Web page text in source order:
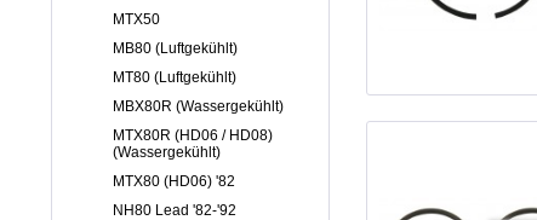
MTX50
MB80 (Luftgekühlt)
MT80 (Luftgekühlt)
MBX80R (Wassergekühlt)
MTX80R (HD06 / HD08)
(Wassergekühlt)
MTX80 (HD06) '82
NH80 Lead '82-'92